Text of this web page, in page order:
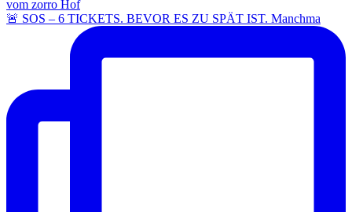
🚨 SOS – 6 TICKETS. BEVOR ES ZU SPÄT IST. Manchma